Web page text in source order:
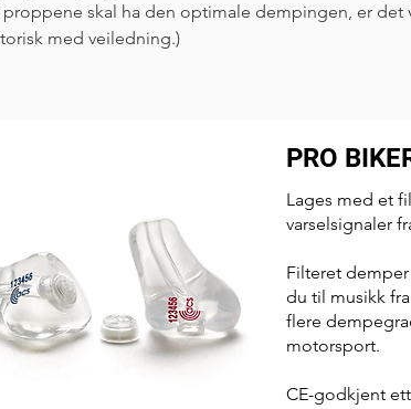
proppene skal ha den optimale dempingen, er
med veiledning.)
PRO
Lages med et
varselsignaler
Filteret
du til musikk
flere
motorsport.
CE-godkjent